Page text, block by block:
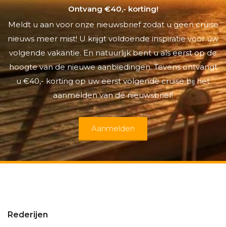
Ontvang €40,- korting!
Meldt u aan voor onze nieuwsbrief zodat u geen cruise
nieuws meer mist! U krijgt voldoende inspiratie voor uw
volgende vakantie. En natuurlijk bent u als eerst op de
hoogte van de nieuwe aanbiedingen. Tevens ontvangt
u €40,- korting op uw eerst volgende cruise bij het
aanmelden van de nieuwsbrief!
Aanmelden
Rederijen